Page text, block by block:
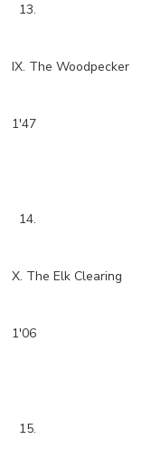
13.
IX. The Woodpecker
1'47
14.
X. The Elk Clearing
1'06
15.